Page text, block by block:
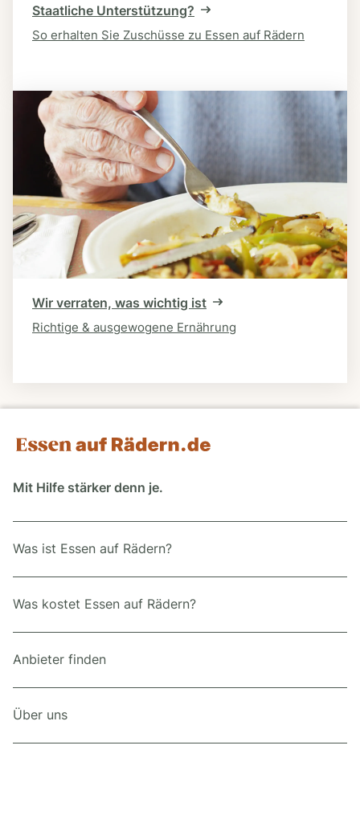
Staatliche Unterstützung?
So erhalten Sie Zuschüsse zu Essen auf Rädern
Wir verraten, was wichtig ist
Richtige & ausgewogene Ernährung
Mit Hilfe stärker denn je.
Was ist Essen auf Rädern?
Was kostet Essen auf Rädern?
Anbieter finden
Über uns